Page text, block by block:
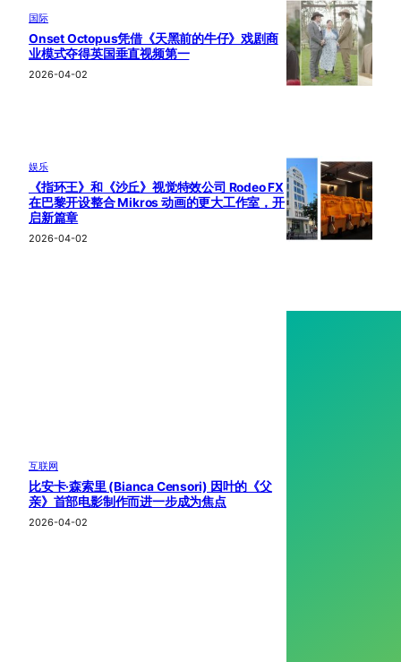
国际
Onset Octopus凭借《天黑前的牛仔》戏剧商
业模式夺得英国垂直视频第一
2026-04-02
娱乐
《指环王》和《沙丘》视觉特效公司 Rodeo FX
在巴黎开设整合 Mikros 动画的更大工作室，开
启新篇章
2026-04-02
互联网
比安卡·森索里 (Bianca Censori) 因叶的《父
亲》首部电影制作而进一步成为焦点
2026-04-02